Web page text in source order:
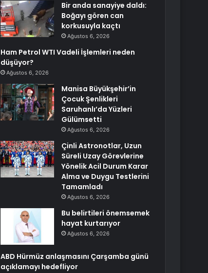
Bir anda sanayiye daldı:
Boğayı gören can
korkusuyla kaçtı
Ağustos 6, 2026
Ham Petrol WTI Vadeli İşlemleri neden
düşüyor?
Ağustos 6, 2026
Manisa Büyükşehir’in
Çocuk Şenlikleri
Saruhanlı’da Yüzleri
Gülümsetti
Ağustos 6, 2026
Çinli Astronotlar, Uzun
Süreli Uzay Görevlerine
Yönelik Acil Durum Karar
Alma ve Duygu Testlerini
Tamamladı
Ağustos 6, 2026
Bu belirtileri önemsemek
hayat kurtarıyor
Ağustos 6, 2026
ABD Hürmüz anlaşmasını Çarşamba günü
açıklamayı hedefliyor